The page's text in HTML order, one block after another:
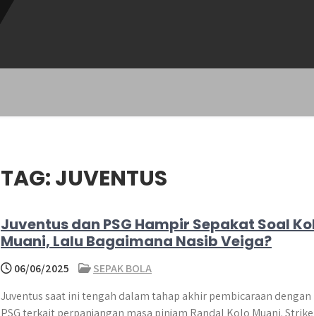
TAG:JUVENTUS
Juventus dan PSG Hampir Sepakat Soal
Muani, Lalu Bagaimana Nasib Veiga?
06/06/2025
SEPAK BOLA
Juventus saat ini tengah dalam tahap akhir pembicaraan dengan
PSG terkait perpanjangan masa pinjam Randal Kolo Muani.